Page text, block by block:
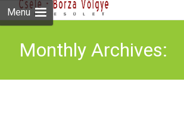
Menu
Monthly Archives: